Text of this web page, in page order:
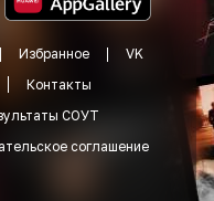
Избранное
VK
Контакты
СОУТ
соглашение